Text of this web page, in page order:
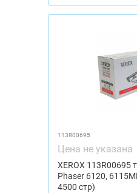
113R00695
Цена не указана
XEROX 113R00695
Phaser 6120,
4500 стр)